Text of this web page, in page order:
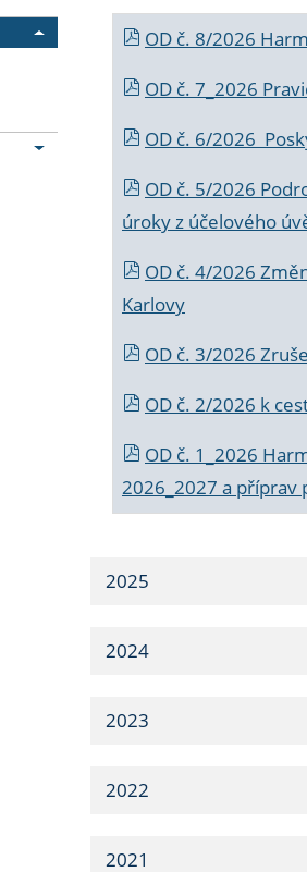
OD č. 8/2026
OD č. 7_2026
OD č. 6/2026
OD č. 5/2026
úroky z účelového
OD č. 4/2026
Karlovy
OD č. 3/2026
OD č. 2/2026 k
OD č. 1_2026
2026_2027 a příprav
2025
2024
2023
2022
2021